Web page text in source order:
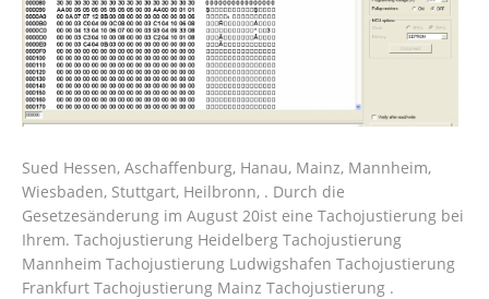
Sued Hessen, Aschaffenburg, Hanau, Mainz, Mannheim,
Wiesbaden, Stuttgart, Heilbronn, . Durch die
Gesetzesänderung im August 20ist eine Tachojustierung bei
Ihrem. Tachojustierung Heidelberg Tachojustierung
Mannheim Tachojustierung Ludwigshafen Tachojustierung
Frankfurt Tachojustierung Mainz Tachojustierung .